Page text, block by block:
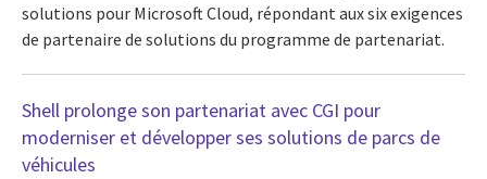
solutions pour Microsoft Cloud, répondant aux six exigences
de partenaire de solutions du programme de partenariat.
Shell prolonge son partenariat avec CGI pour
moderniser et développer ses solutions de parcs de
véhicules